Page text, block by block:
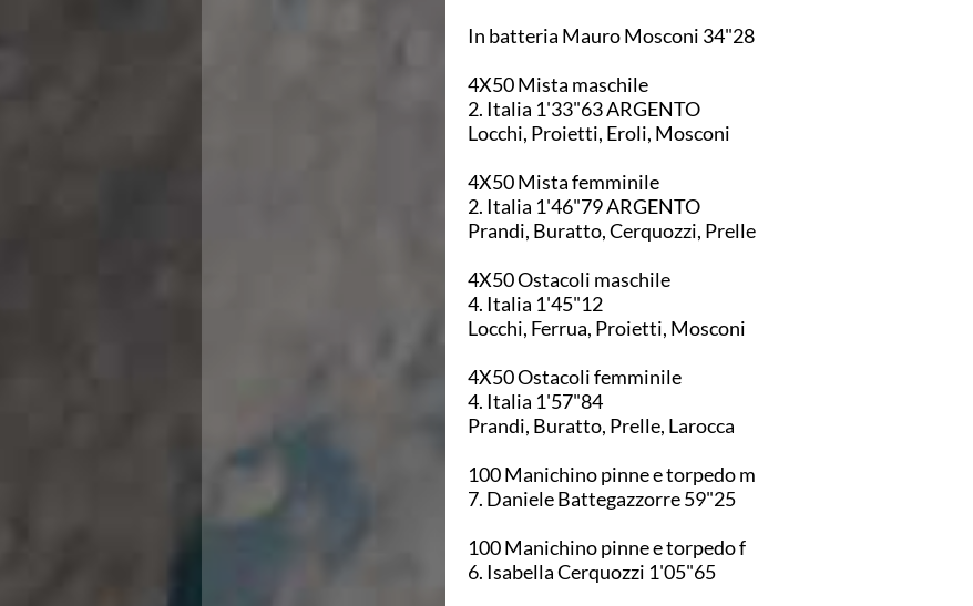
Galleria fotografica
In batteria Mauro Mosconi 34"28
4X50 Mista maschile
2. Italia 1'33"63 ARGENTO
Locchi, Proietti, Eroli, Mosconi
4X50 Mista femminile
2. Italia 1'46"79 ARGENTO
Prandi, Buratto, Cerquozzi, Prelle
4X50 Ostacoli maschile
4. Italia 1'45"12
Locchi, Ferrua, Proietti, Mosconi
4X50 Ostacoli femminile
4. Italia 1'57"84
Prandi, Buratto, Prelle, Larocca
100 Manichino pinne e torpedo m
7. Daniele Battegazzorre 59"25
100 Manichino pinne e torpedo f
6. Isabella Cerquozzi 1'05"65